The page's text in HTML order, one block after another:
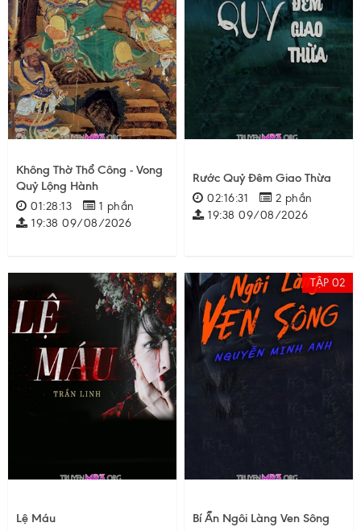
Không Thờ Thổ Công - Vong
Quỷ Lộng Hành
01:28:13
1 phần
19:38 09/08/2026
Rước Quỷ Đêm Giao Thừa
02:16:31
2 phần
19:38 09/08/2026
Lệ Máu
TẬP 02
Bí Ẩn Ngôi Làng Ven Sông